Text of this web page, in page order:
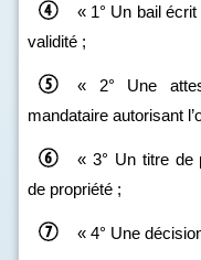
« 1° Un bail
validité ;
« 2° Une
mandataire autorisant
« 3° Un titre de
de propriété ;
« 4° Une